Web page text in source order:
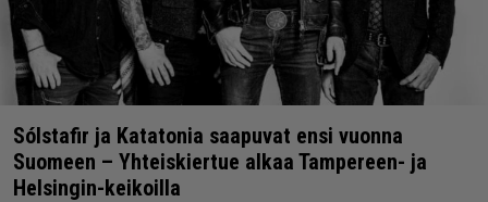
Sólstafir ja Katatonia saapuvat ensi vuonna
Suomeen – Yhteiskiertue alkaa Tampereen- ja
Helsingin-keikoilla